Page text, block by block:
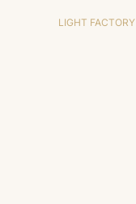
LIGHT FACTORY